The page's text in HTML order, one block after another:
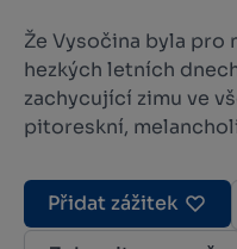
Že Vysočina byla pro
hezkých letních
zachycující zimu ve
pitoreskní,
Přidat zážitek